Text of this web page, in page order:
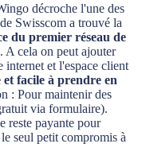
bon rapport
à celle de
entre la
décroche l'une des
Swisscom a trouvé la
du premier réseau de
. A cela on peut ajouter
internet et l'espace client
et facile à prendre en
: Pour maintenir des
via formulaire).
reste payante pour
seul petit compromis à